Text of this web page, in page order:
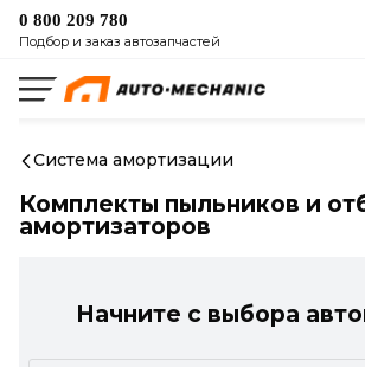
0 800 209 780
Подбор и заказ автозапчастей
Система амортизации
Комплекты пыльников и
амортизаторов
Начните с выбора